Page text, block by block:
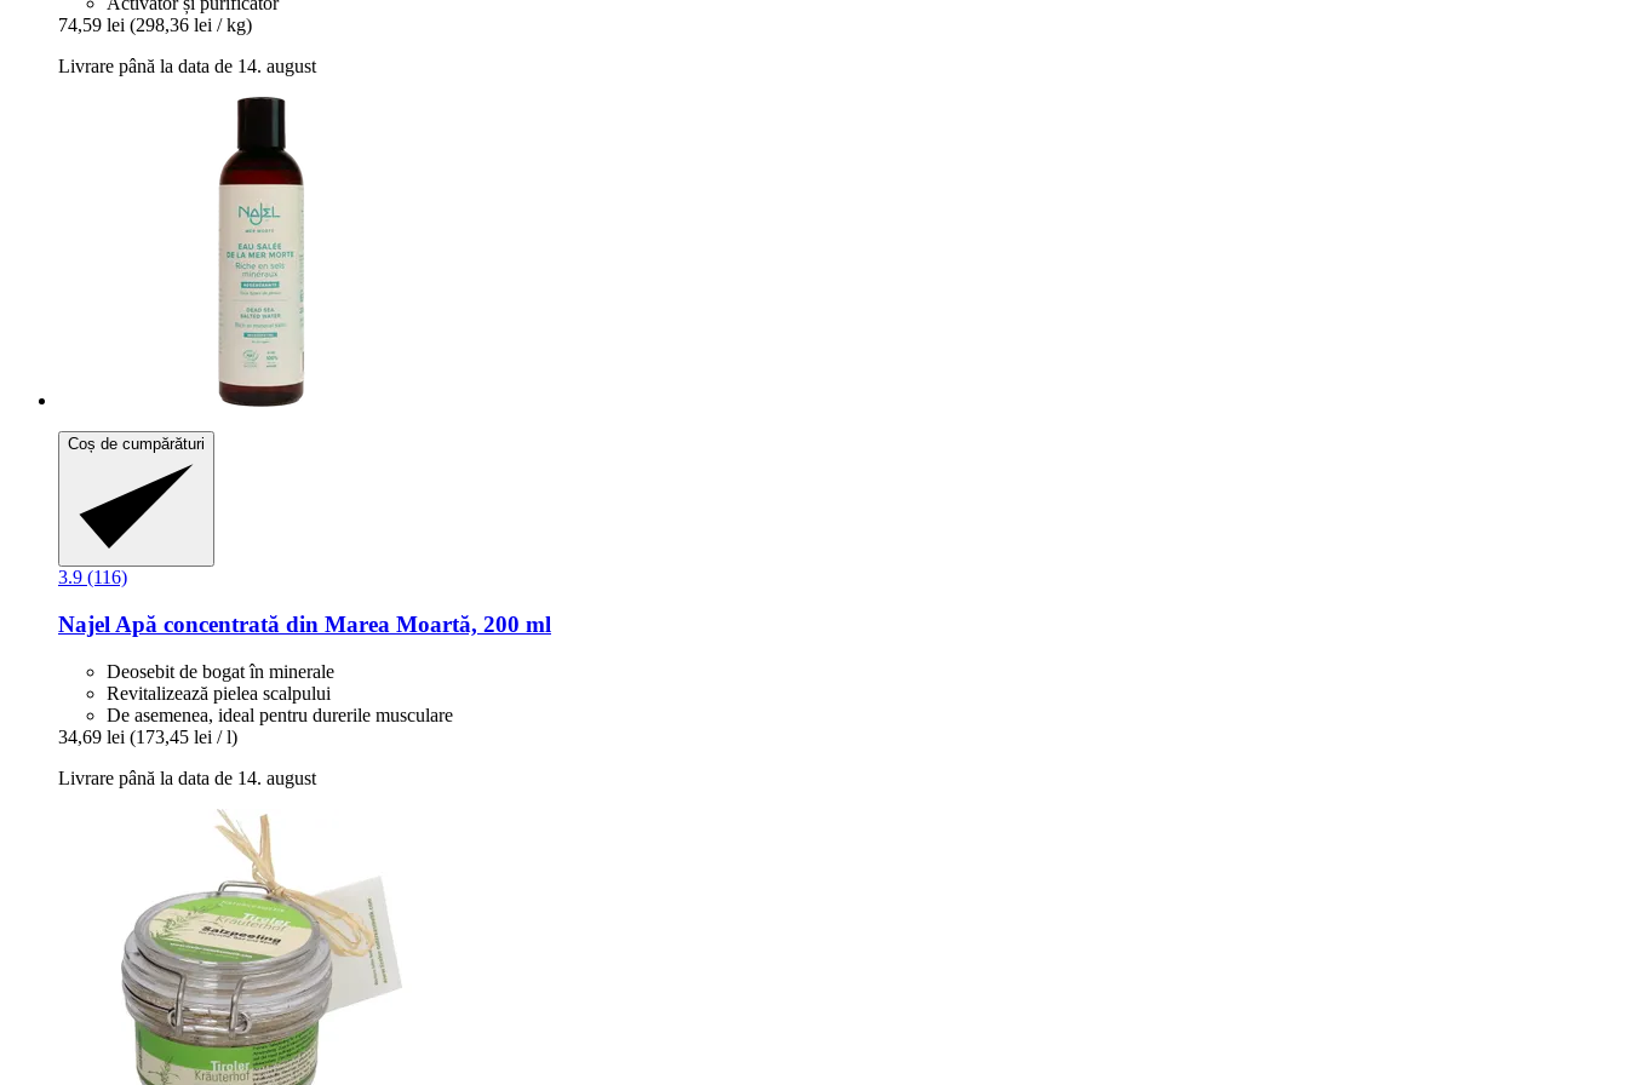
74,59 lei (298,36 lei / kg)
Livrare până la data de 14. august
Coș de cumpărături
3.9 (116)
Najel Apă concentrată din Marea Moartă, 200 ml
Deosebit de bogat în minerale
Revitalizează pielea scalpului
De asemenea, ideal pentru durerile musculare
34,69 lei (173,45 lei / l)
Livrare până la data de 14. august